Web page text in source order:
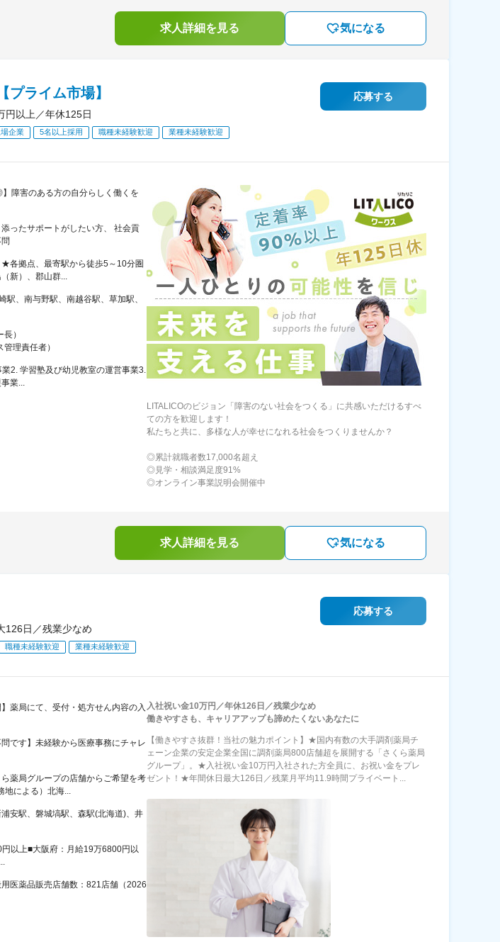
求人詳細を見る 気になる
プライム市場】
円以上／年休125日
場企業 5名以上採用 職種未経験歓迎 業種未経験歓迎
応募する
障害のある方の自分らしく働くを
ったサポートがしたい方、 社会貢
★各拠点、最寄駅から徒歩5～10分圏
新）、郡山群...
、南与野駅、南越谷駅、草加駅、
）
理責任者）
2. 学習塾及び幼児教室の運営事業3.
業...
LITALICOのビジョン「障害のない社会をつくる」に共感いただけるすべ
ての方を歓迎します！
私たちと共に、多様な人が幸せになれる社会をつくりませんか？
◎累計就職者数17,000名超え
◎見学・相談満足度91%
◎オンライン事業説明会開催中
求人詳細を見る 気になる
126日／残業少なめ
職種未経験歓迎 業種未経験歓迎
応募する
薬局にて、受付・処方せん内容の入
です】未経験から医療事務にチャレ
薬局グループの店舗からご希望を考
地による）北海...
安駅、磐城塙駅、森駅(北海道)、井
以上■大阪府：月給19万6800円以
医薬品販売店舗数：821店舗（2026
入社祝い金10万円／年休126日／残業少なめ
働きやすさも、キャリアアップも諦めたくないあなたに
【働きやすさ抜群！当社の魅力ポイント】★国内有数の大手調剤薬局チ
ェーン企業の安定企業全国に調剤薬局800店舗超を展開する「さくら薬局
グループ」。★入社祝い金10万円入社された方全員に、お祝い金をプレ
ゼント！★年間休日最大126日／残業月平均11.9時間プライベート...